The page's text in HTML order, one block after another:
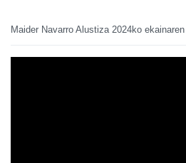
Maider Navarro Alustiza 2024ko